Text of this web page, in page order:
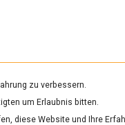
zu verbessern.
um Erlaubnis bitten.
diese Website und Ihre